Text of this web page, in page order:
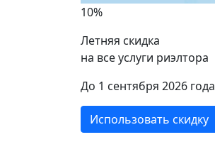
10%
Летняя скидка
на все услуги риэлтора
До 1 сентября 2026 года
Использовать скидку